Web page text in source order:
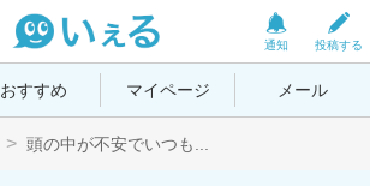
投稿する
通知
おすすめ マイページ メール
頭の中が不安でいつも...